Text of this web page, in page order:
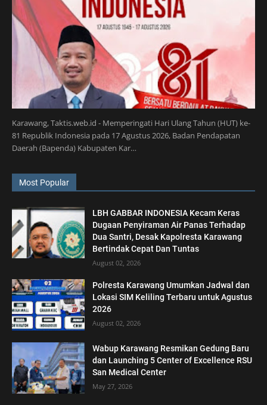
Karawang, Taktis.web.id - Memperingati Hari Ulang Tahun (HUT) ke-
81 Republik Indonesia pada 17 Agustus 2026, Badan Pendapatan
Daerah (Bapenda) Kabupaten Kar…
Most Popular
LBH GABBAR INDONESIA Kecam Keras
Dugaan Penyiraman Air Panas Terhadap
Dua Santri, Desak Kapolresta Karawang
Bertindak Cepat Dan Tuntas
August 02, 2026
Polresta Karawang Umumkan Jadwal dan
Lokasi SIM Keliling Terbaru untuk Agustus
2026
August 02, 2026
Wabup Karawang Resmikan Gedung Baru
dan Launching 5 Center of Excellence RSU
San Medical Center
May 27, 2026